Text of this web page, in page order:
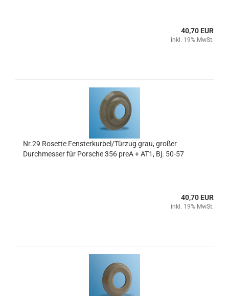
40,70 EUR
inkl. 19% MwSt.
Nr.29 Rosette Fensterkurbel/Türzug grau, großer
Durchmesser für Porsche 356 preA + AT1, Bj. 50-57
40,70 EUR
inkl. 19% MwSt.